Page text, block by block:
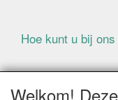
Hoe kunt u bij
Voorwaarden
Welkom!